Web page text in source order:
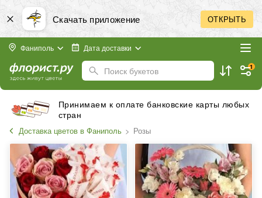
Скачать приложение ОТКРЫТЬ
Фаниполь Дата доставки
Поиск букетов 1
Принимаем к оплате банковские карты любых
стран
Доставка цветов в Фаниполь Розы